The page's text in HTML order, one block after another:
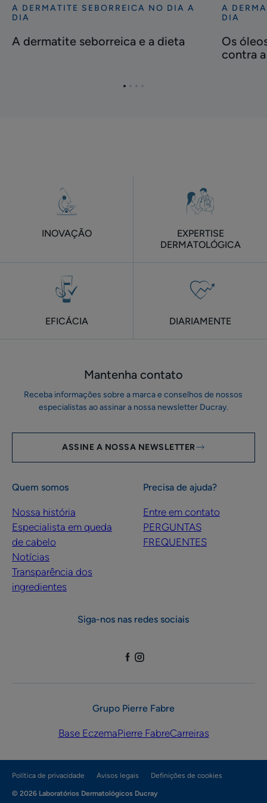
Descubra
dermatite
A DERMATITE SEBORREICA NO DIA A
DIA
A dermatite seborreica e a dieta
Descubra
óleos
essenciais
A
DIA
Os
contra
IrIrIrIr
INOVAÇÃO
EXPERTISE
DERMATOLÓGICA
EFICÁCIA DIARIAMENTE
Mantenha contato
Receba informações sobre a marca e conselhos de nossos
especialistas ao assinar a nossa newsletter Ducray.
ASSINE A NOSSA NEWSLETTER
Quem somos
Nossa história
Especialista em queda
de cabelo
Notícias
Transparência dos
ingredientes
Precisa de ajuda?
Entre em contato
PERGUNTAS
FREQUENTES
Siga-nos nas redes sociais
Grupo Pierre Fabre
Base EczemaPierre FabreCarreiras
Política de privacidade Avisos legais Definições de cookies
© 2026 Laboratórios Dermatológicos Ducray